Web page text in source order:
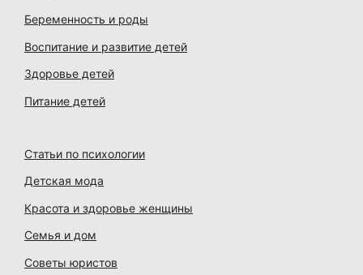
Беременность и роды
Воспитание и развитие детей
Здоровье детей
Питание детей
Статьи по психологии
Детская мода
Красота и здоровье женщины
Семья и дом
Советы юристов